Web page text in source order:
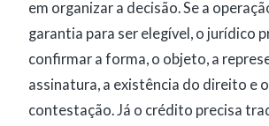
em organizar a decisão. Se a
garantia para ser elegível, o jurídico
confirmar a forma, o objeto, a
assinatura, a existência do direito e
contestação. Já o crédito precisa